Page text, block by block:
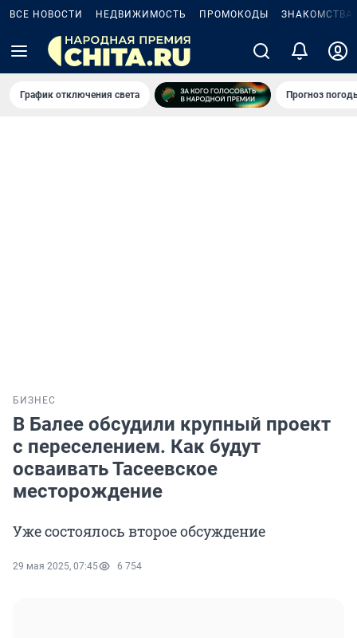
ВСЕ НОВОСТИ НЕДВИЖИМОСТЬ ПРОМОКОДЫ ЗНАКОМСТВА
График отключения света Прогноз
БИЗНЕС
В Балее обсудили крупный проект
с переселением. Как будут
осваивать Тасеевское
месторождение
Уже состоялось второе обсуждение
29 мая 2025, 07:45 6 754